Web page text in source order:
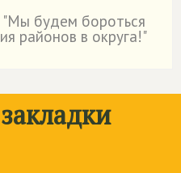
будем бороться
районов в округа!"